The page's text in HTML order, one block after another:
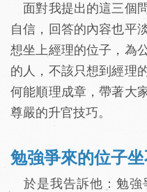
面對我提出的這三個
自信，回答的內容也平
想坐上經理的位子，為
的人，不該只想到經理
何能順理成章，帶著大
尊嚴的升官技巧。
勉強爭來的位子
於是我告訴他：勉強